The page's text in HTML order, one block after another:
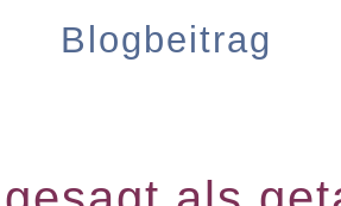
Blogbeitrag